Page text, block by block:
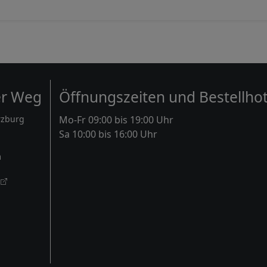
Weg Öffnungszeiten und
Mo-Fr 09:00 bis 19:00 Uhr
Sa 10:00 bis 16:00 Uhr